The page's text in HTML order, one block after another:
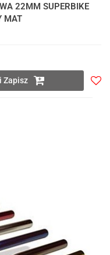
22MM SUPERBIKE
MAT
Zapisz